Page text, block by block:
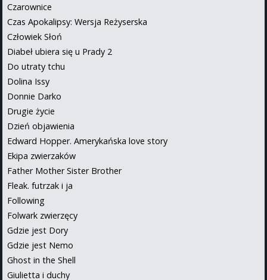
Czarownice
Czas Apokalipsy: Wersja Reżyserska
Człowiek Słoń
Diabeł ubiera się u Prady 2
Do utraty tchu
Dolina Issy
Donnie Darko
Drugie życie
Dzień objawienia
Edward Hopper. Amerykańska love story
Ekipa zwierzaków
Father Mother Sister Brother
Fleak. futrzak i ja
Following
Folwark zwierzęcy
Gdzie jest Dory
Gdzie jest Nemo
Ghost in the Shell
Giulietta i duchy